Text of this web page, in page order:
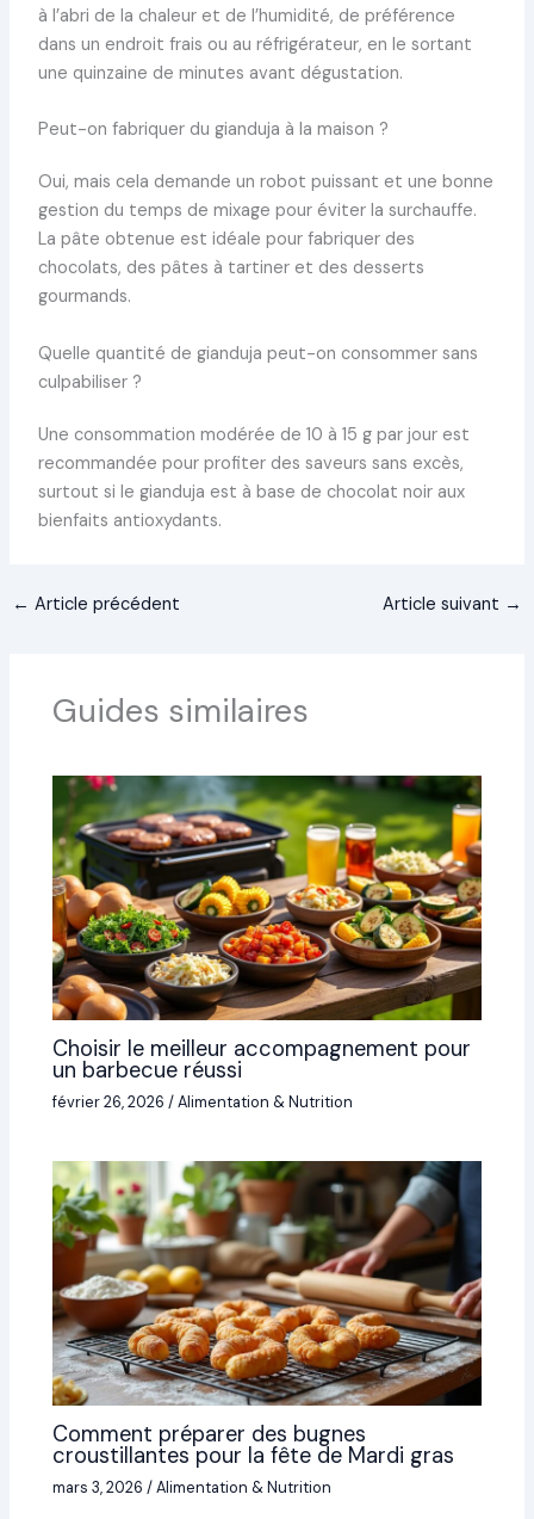
à l’abri de la chaleur et de l’humidité, de préférence
dans un endroit frais ou au réfrigérateur, en le sortant
une quinzaine de minutes avant dégustation.
Peut-on fabriquer du gianduja à la maison ?
Oui, mais cela demande un robot puissant et une bonne
gestion du temps de mixage pour éviter la surchauffe.
La pâte obtenue est idéale pour fabriquer des
chocolats, des pâtes à tartiner et des desserts
gourmands.
Quelle quantité de gianduja peut-on consommer sans
culpabiliser ?
Une consommation modérée de 10 à 15 g par jour est
recommandée pour profiter des saveurs sans excès,
surtout si le gianduja est à base de chocolat noir aux
bienfaits antioxydants.
← Article précédent Article suivant →
Guides similaires
Choisir le meilleur accompagnement pour
un barbecue réussi
février 26, 2026/Alimentation & Nutrition
Comment préparer des bugnes
croustillantes pour la fête de Mardi gras
mars 3, 2026/Alimentation & Nutrition